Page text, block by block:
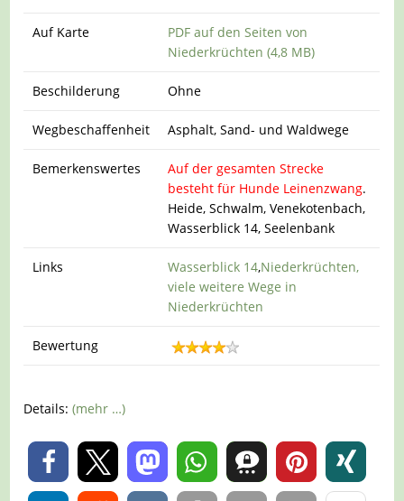
Auf Karte
PDF auf den Seiten von
Niederkrüchten (4,8 MB)
Beschilderung Ohne
Wegbeschaffenheit Asphalt, Sand- und Waldwege
Bemerkenswertes
Auf der gesamten Strecke
besteht für Hunde Leinenzwang.
Heide, Schwalm, Venekotenbach,
Wasserblick 14, Seelenbank
Links Wasserblick 14,Niederkrüchten,
viele weitere Wege in
Niederkrüchten
Bewertung
Details:(mehr …)
0